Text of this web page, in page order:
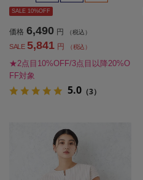
SALE 10%OFF
価格 6,490 円 （税込）
SALE 5,841 円 （税込）
★2点目10%OFF/3点目以降20%O
FF対象
5.0 （3）